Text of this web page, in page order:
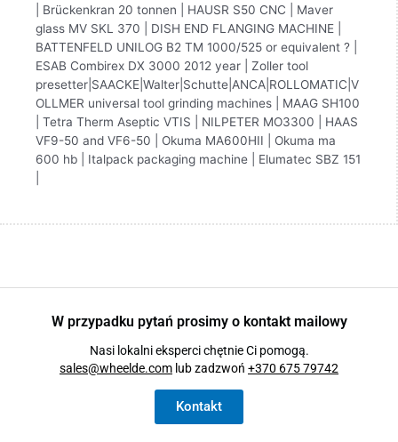
| Brückenkran 20 tonnen | HAUSR S50 CNC | Maver
glass MV SKL 370 | DISH END FLANGING MACHINE |
BATTENFELD UNILOG B2 TM 1000/525 or equivalent ? |
ESAB Combirex DX 3000 2012 year | Zoller tool
presetter|SAACKE|Walter|Schutte|ANCA|ROLLOMATIC|V
OLLMER universal tool grinding machines | MAAG SH100
| Tetra Therm Aseptic VTIS | NILPETER MO3300 | HAAS
VF9-50 and VF6-50 | Okuma MA600HII | Okuma ma
600 hb | Italpack packaging machine | Elumatec SBZ 151
W przypadku pytań prosimy o kontakt mailowy
Nasi lokalni eksperci chętnie Ci pomogą.
sales@wheelde.com lub zadzwoń +370 675 79742
Kontakt